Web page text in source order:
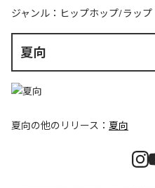
ジャンル： ヒップホップ/ラップ
夏向
夏向の他のリリース： 夏向